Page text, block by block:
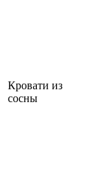
Кровати из
сосны